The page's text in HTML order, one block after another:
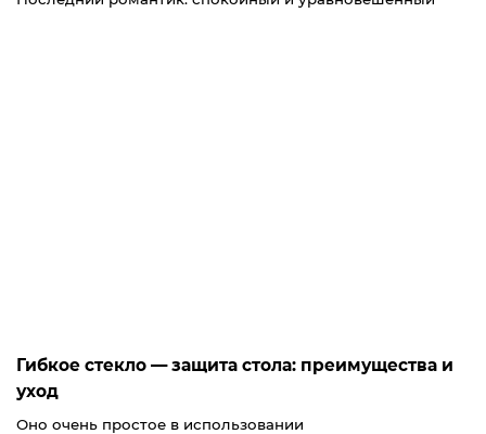
Гибкое стекло — защита стола: преимущества и
уход
Оно очень простое в использовании